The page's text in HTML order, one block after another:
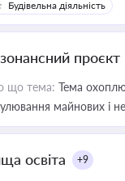
Будівельна діяльність
проєкт
що тема: Тема
майнових і
освіта +9